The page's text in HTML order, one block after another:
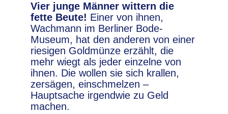
Vier junge Männer wittern die
fette Beute! Einer von ihnen,
Wachmann im Berliner Bode-
Museum, hat den anderen von einer
riesigen Goldmünze erzählt, die
mehr wiegt als jeder einzelne von
ihnen. Die wollen sie sich krallen,
zersägen, einschmelzen –
Hauptsache irgendwie zu Geld
machen.